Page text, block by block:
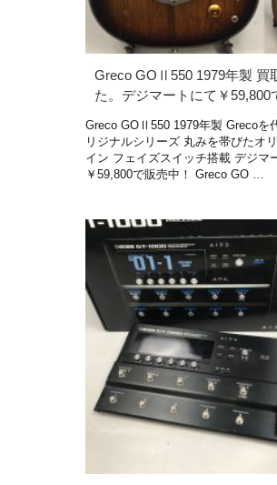
Greco GOⅡ550 1979年製 買
た。デジマートにて￥59,800
Greco GOⅡ550 1979年製 Grecoを
リジナルシリーズ 丸みを帯びたオ
イン フェイズスイッチ搭載 デジマ
￥59,800で販売中！ Greco GO …